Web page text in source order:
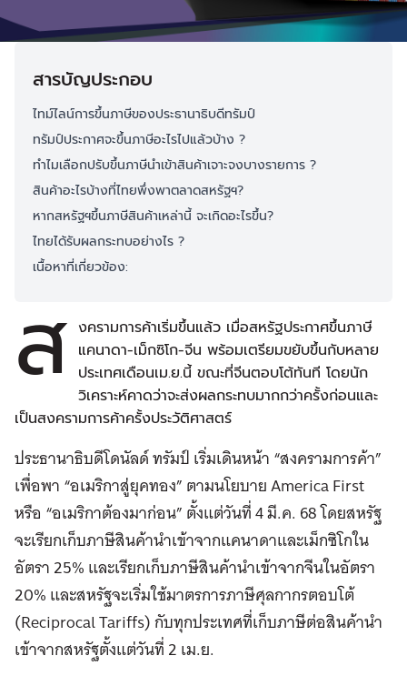
สารบัญประกอบ
ไทม์ไลน์การขึ้นภาษีของประธานาธิบดีทรัมป์
ทรัมป์ประกาศจะขึ้นภาษีอะไรไปแล้วบ้าง ?
ทำไมเลือกปรับขึ้นภาษีนำเข้าสินค้าเจาะจงบางรายการ ?
สินค้าอะไรบ้างที่ไทยพึ่งพาตลาดสหรัฐฯ?
หากสหรัฐฯขึ้นภาษีสินค้าเหล่านี้ จะเกิดอะไรขึ้น?
ไทยได้รับผลกระทบอย่างไร ?
เนื้อหาที่เกี่ยวข้อง:
ส งครามการค้าเริ่มขึ้นแล้ว เมื่อสหรัฐประกาศขึ้นภาษี
แคนาดา-เม็กซิโก-จีน พร้อมเตรียมขยับขึ้นกับหลาย
ประเทศเดือนเม.ย.นี้ ขณะที่จีนตอบโต้ทันที โดยนัก
วิเคราะห์คาดว่าจะส่งผลกระทบมากกว่าครั้งก่อนและ
เป็นสงครามการค้าครั้งประวัติศาสตร์
ประธานาธิบดีโดนัลด์ ทรัมป์ เริ่มเดินหน้า “สงครามการค้า”
เพื่อพา “อเมริกาสู่ยุคทอง” ตามนโยบาย America First
หรือ “อเมริกาต้องมาก่อน” ตั้งแต่วันที่ 4 มี.ค. 68 โดยสหรัฐ
จะเรียกเก็บภาษีสินค้านำเข้าจากแคนาดาและเม็กซิโกใน
อัตรา 25% และเรียกเก็บภาษีสินค้านำเข้าจากจีนในอัตรา
20% และสหรัฐจะเริ่มใช้มาตรการภาษีศุลกากรตอบโต้
(Reciprocal Tariffs) กับทุกประเทศที่เก็บภาษีต่อสินค้านำ
เข้าจากสหรัฐตั้งแต่วันที่ 2 เม.ย.